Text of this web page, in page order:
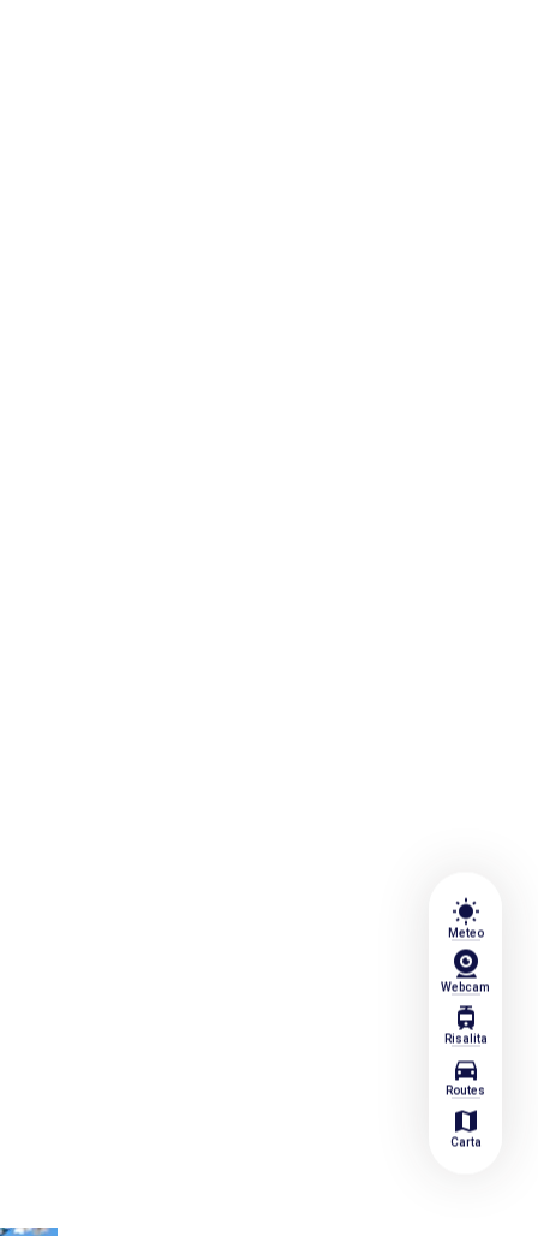
wb_sunny
Meteo
Webcam
tram
Risalita
directions_car
Routes
map
Carta